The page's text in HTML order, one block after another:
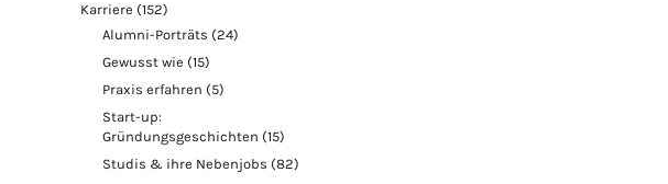
Karriere (152)
Alumni-Porträts (24)
Gewusst wie (15)
Praxis erfahren (5)
Start-up:
Gründungsgeschichten (15)
Studis & ihre Nebenjobs (82)